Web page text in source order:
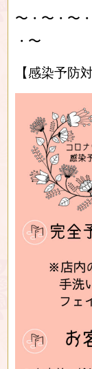
〜・〜・〜
・〜
【感染予防